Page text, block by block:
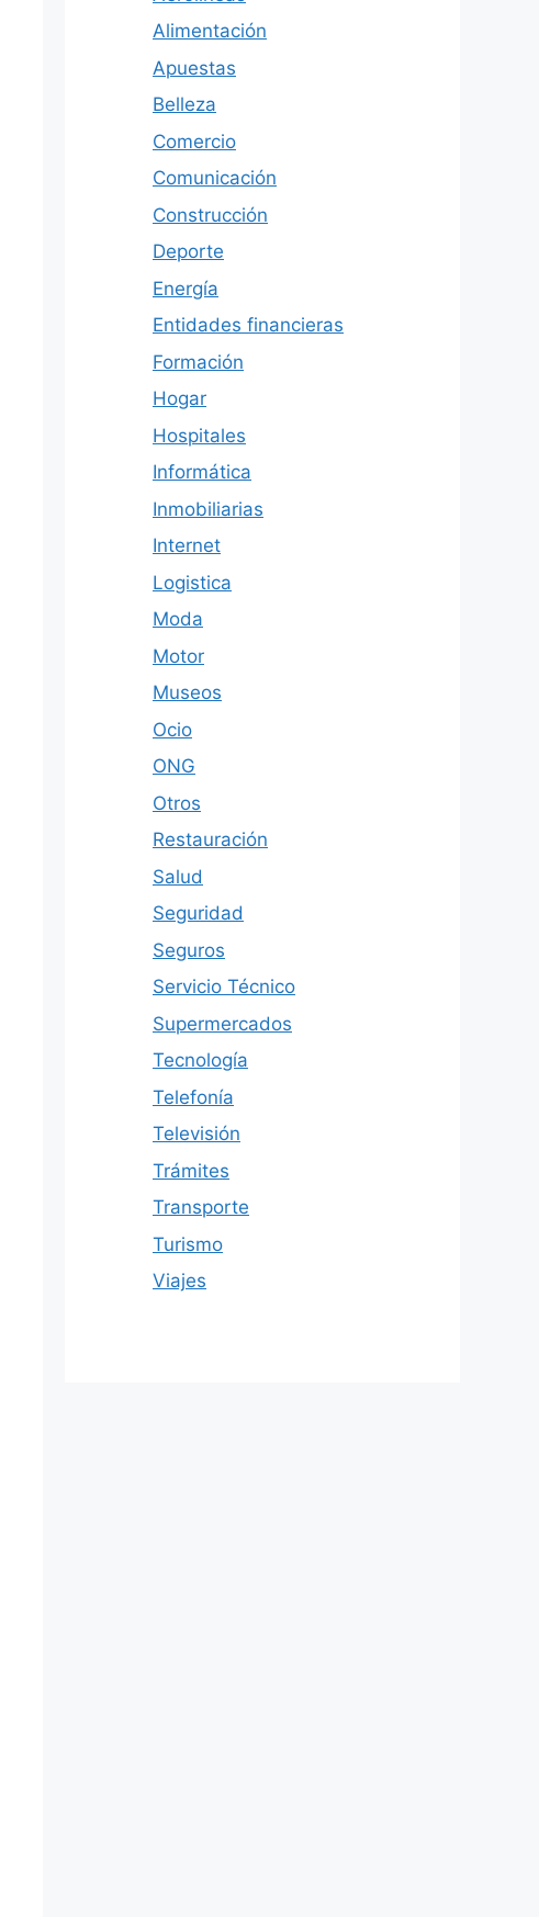
Alimentación
Apuestas
Belleza
Comercio
Comunicación
Construcción
Deporte
Energía
Entidades financieras
Formación
Hogar
Hospitales
Informática
Inmobiliarias
Internet
Logistica
Moda
Motor
Museos
Ocio
ONG
Otros
Restauración
Salud
Seguridad
Seguros
Servicio Técnico
Supermercados
Tecnología
Telefonía
Televisión
Trámites
Transporte
Turismo
Viajes